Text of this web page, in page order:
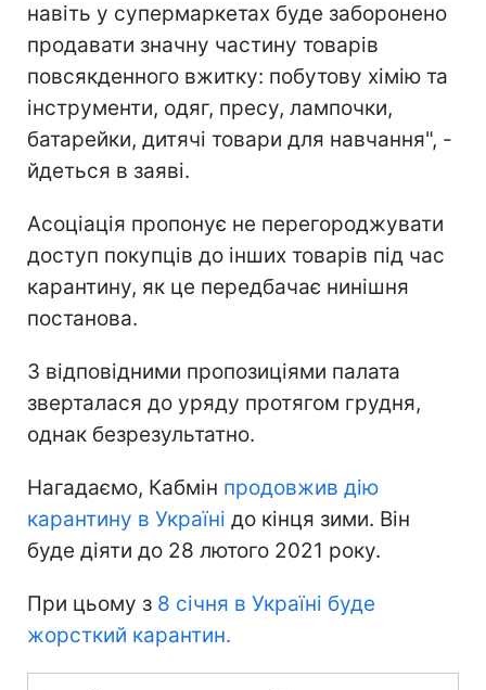
навіть у супермаркетах буде заборонено
продавати значну частину товарів
повсякденного вжитку: побутову хімію та
інструменти, одяг, пресу, лампочки,
батарейки, дитячі товари для навчання", -
йдеться в заяві.
Асоціація пропонує не перегороджувати
доступ покупців до інших товарів під час
карантину, як це передбачає нинішня
постанова.
З відповідними пропозиціями палата
зверталася до уряду протягом грудня,
однак безрезультатно.
Нагадаємо, Кабмін продовжив дію
карантину в Україні до кінця зими. Він
буде діяти до 28 лютого 2021 року.
При цьому з 8 січня в Україні буде
жорсткий карантин.